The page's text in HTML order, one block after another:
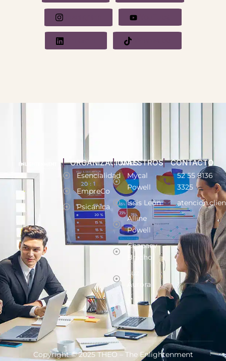
Linkedin Whatsapp
ORGANIZACIONES
Esencialidad
EmpreCo
Psicánica
MAESTROS
Mycal
Powell
Issis León
Alline
Powell
Chapaev
Bracho
Luz
Aurora
CONTACTO
52 55 8136
3325
Copyright © 2025 THEO – The Enlightenment